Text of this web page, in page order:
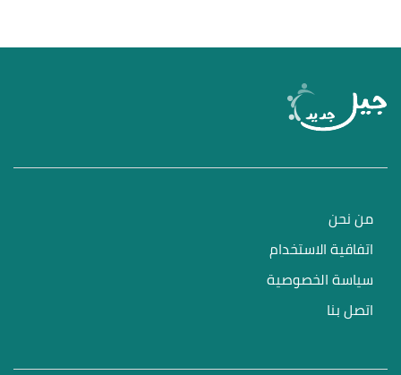
من نحن
اتفاقية الاستخدام
سياسة الخصوصية
اتصل بنا